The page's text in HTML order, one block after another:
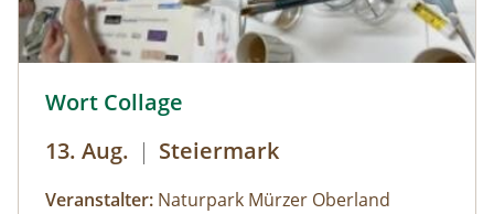
Wort Collage
13. Aug. | Steiermark
Veranstalter: Naturpark Mürzer Oberland